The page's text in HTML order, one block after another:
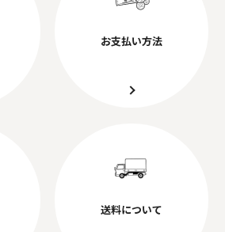
お支払い方法
送料について